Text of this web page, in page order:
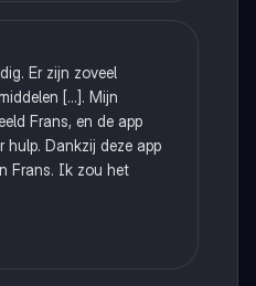
Er zijn zoveel
[...]. Mijn
Frans, en de app
hulp. Dankzij deze app
Frans. Ik zou het